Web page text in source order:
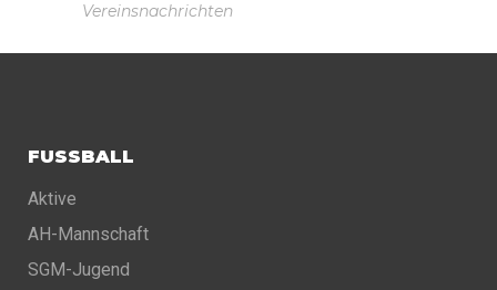
Vereinsnachrichten
FUSSBALL
Aktive
AH-Mannschaft
SGM-Jugend